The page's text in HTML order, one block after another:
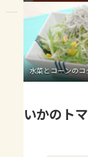
トーク
よくあ
お買い
水菜とコーンの
いかのト